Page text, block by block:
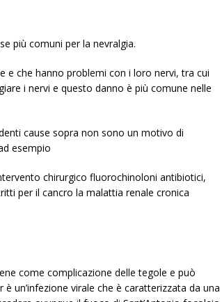
più comuni per la nevralgia.
e che hanno problemi con i loro nervi, tra cui
i nervi e questo danno è più comune nelle
cause sopra non sono un motivo di
esempio
chirurgico fluorochinoloni antibiotici,
per il cancro la malattia renale cronica
come complicazione delle tegole e può
un’infezione virale che è caratterizzata da una